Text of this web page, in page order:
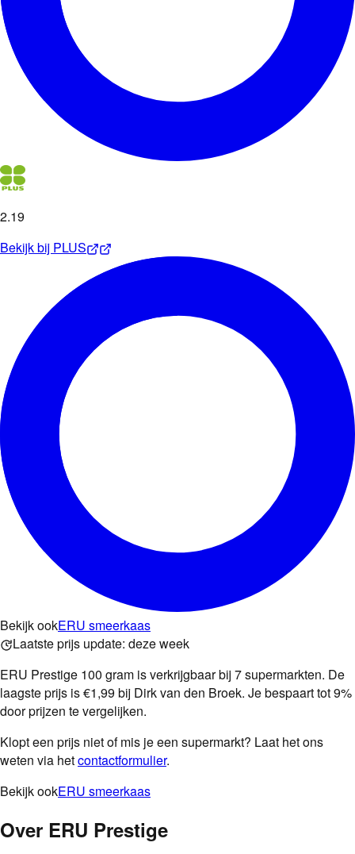
2.19
Bekijk bij PLUS
Bekijk ookERU smeerkaas
Laatste prijs update: deze week
ERU Prestige 100 gram is verkrijgbaar bij 7 supermarkten. De
laagste prijs is €1,99 bij Dirk van den Broek. Je bespaart tot 9%
door prijzen te vergelijken.
Klopt een prijs niet of mis je een supermarkt? Laat het ons
weten via hetcontactformulier.
Bekijk ookERU smeerkaas
Over ERU Prestige